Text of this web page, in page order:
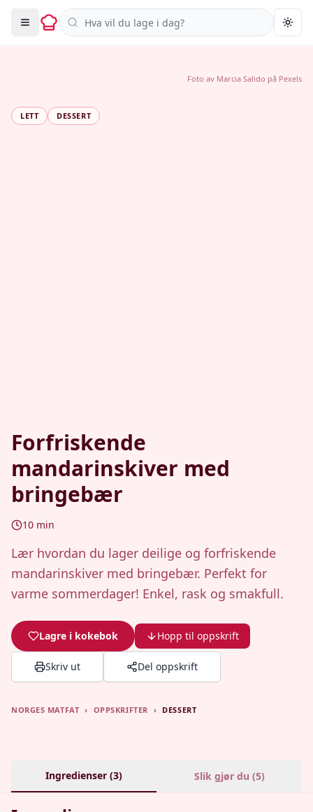
Søk i oppskrifter
LETT DESSERT
Forfriskende
mandarinskiver med
bringebær
10 min
Lær hvordan du lager deilige og forfriskende
mandarinskiver med bringebær. Perfekt for
varme sommerdager! Enkel, rask og smakfull.
Lagre i kokebok Hopp til oppskrift
Skriv ut Del oppskrift
Foto av Marcia Salido på Pexels
NORGES MATFAT › OPPSKRIFTER › DESSERT
Ingredienser (3) Slik gjør du (5)